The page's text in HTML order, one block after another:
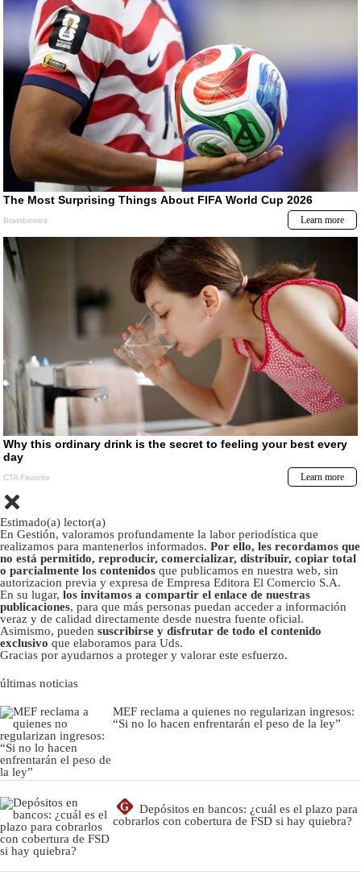
Estimado(a) lector(a)
En Gestión, valoramos profundamente la labor periodística que
realizamos para mantenerlos informados. Por ello, les recordamos que
no está permitido, reproducir, comercializar, distribuir, copiar total
o parcialmente los contenidos que publicamos en nuestra web, sin
autorizacion previa y expresa de Empresa Editora El Comercio S.A.
En su lugar, los invitamos a compartir el enlace de nuestras
publicaciones, para que más personas puedan acceder a información
veraz y de calidad directamente desde nuestra fuente oficial.
Asimismo, pueden suscribirse y disfrutar de todo el contenido
exclusivo que elaboramos para Uds.
Gracias por ayudarnos a proteger y valorar este esfuerzo.
últimas noticias
MEF reclama a quienes no regularizan ingresos:
“Si no lo hacen enfrentarán el peso de la ley”
G
Depósitos en bancos: ¿cuál es el plazo para
cobrarlos con cobertura de FSD si hay quiebra?